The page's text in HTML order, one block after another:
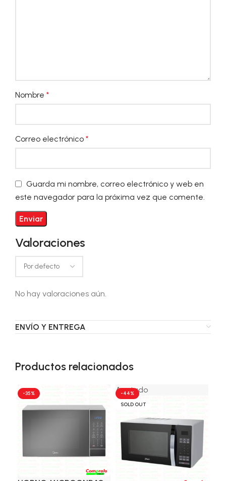
Valoraciones
No hay valoraciones aún.
Nombre *
Correo electrónico *
Guarda mi nombre, correo electrónico y web en
este navegador para la próxima vez que comente.
ENVÍO Y ENTREGA
Productos relacionados
-35%
-44%
SOLD OUT
Agotado